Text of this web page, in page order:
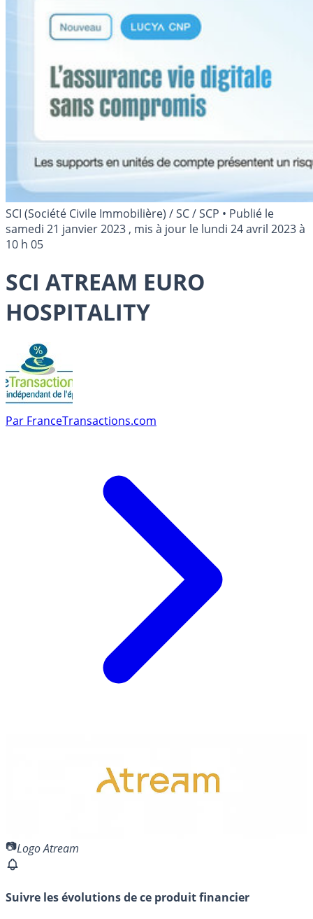
SCI (Société Civile Immobilière) / SC / SCP • Publié le
samedi 21 janvier 2023 , mis à jour le lundi 24 avril 2023 à
10 h 05
SCI ATREAM EURO
HOSPITALITY
Par FranceTransactions.com
Logo Atream
Suivre les évolutions de ce produit financier